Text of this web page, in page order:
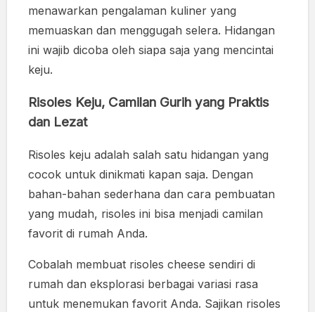
menawarkan pengalaman kuliner yang
memuaskan dan menggugah selera. Hidangan
ini wajib dicoba oleh siapa saja yang mencintai
keju.
Risoles Keju, Camilan Gurih yang Praktis
dan Lezat
Risoles keju adalah salah satu hidangan yang
cocok untuk dinikmati kapan saja. Dengan
bahan-bahan sederhana dan cara pembuatan
yang mudah, risoles ini bisa menjadi camilan
favorit di rumah Anda.
Cobalah membuat risoles cheese sendiri di
rumah dan eksplorasi berbagai variasi rasa
untuk menemukan favorit Anda. Sajikan risoles